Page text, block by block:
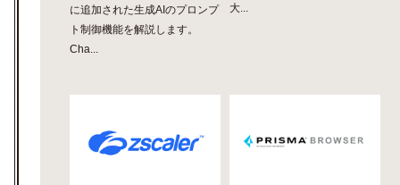
に追加された生成AIのプロンプ
ト制御機能を解説します。
Cha...
大...